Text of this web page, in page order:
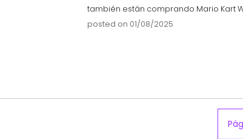
también están comprando Mario Kart
posted on 01/08/2025